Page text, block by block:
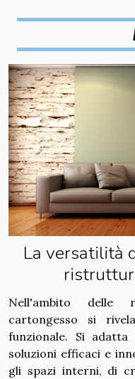
La versatilità
Nell'ambito delle
cartongesso si
funzionale. Si
soluzioni efficaci e
gli spazi interni, di